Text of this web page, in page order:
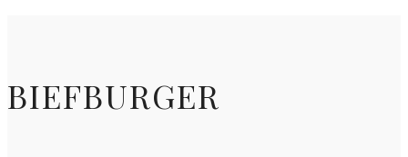
BIEFBURGER